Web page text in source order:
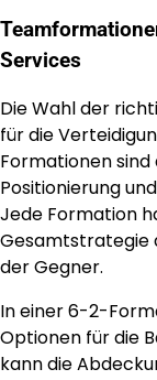
Services
Die Wahl der
für die
Formationen sind
Positionierung
Jede Formation
Gesamtstrategie
der Gegner.
In einer 6-2-
Optionen für die
kann die